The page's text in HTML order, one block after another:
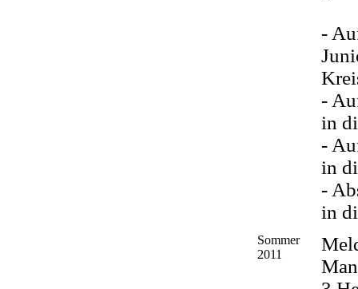
-
-
in
-
in
-
in
Sommer
2011